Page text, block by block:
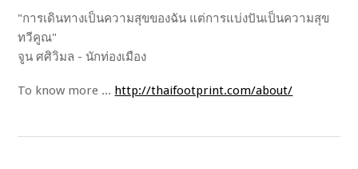
"การเดินทางเป็นความสุขของฉัน แต่การแบ่งปันเป็นความสุข
ทวีคูณ"
จูน ศศิวิมล - นักท่องเมือง
To know more ... http://thaifootprint.com/about/